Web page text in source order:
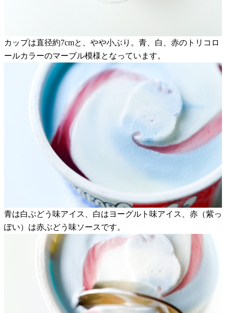
カップは直径約7cmと、やや小ぶり。青、白、赤のトリコロ
ールカラーのマーブル模様となっています。
青は白ぶどう味アイス、白はヨーグルト味アイス、赤（紫っ
ぽい）は赤ぶどう味ソースです。